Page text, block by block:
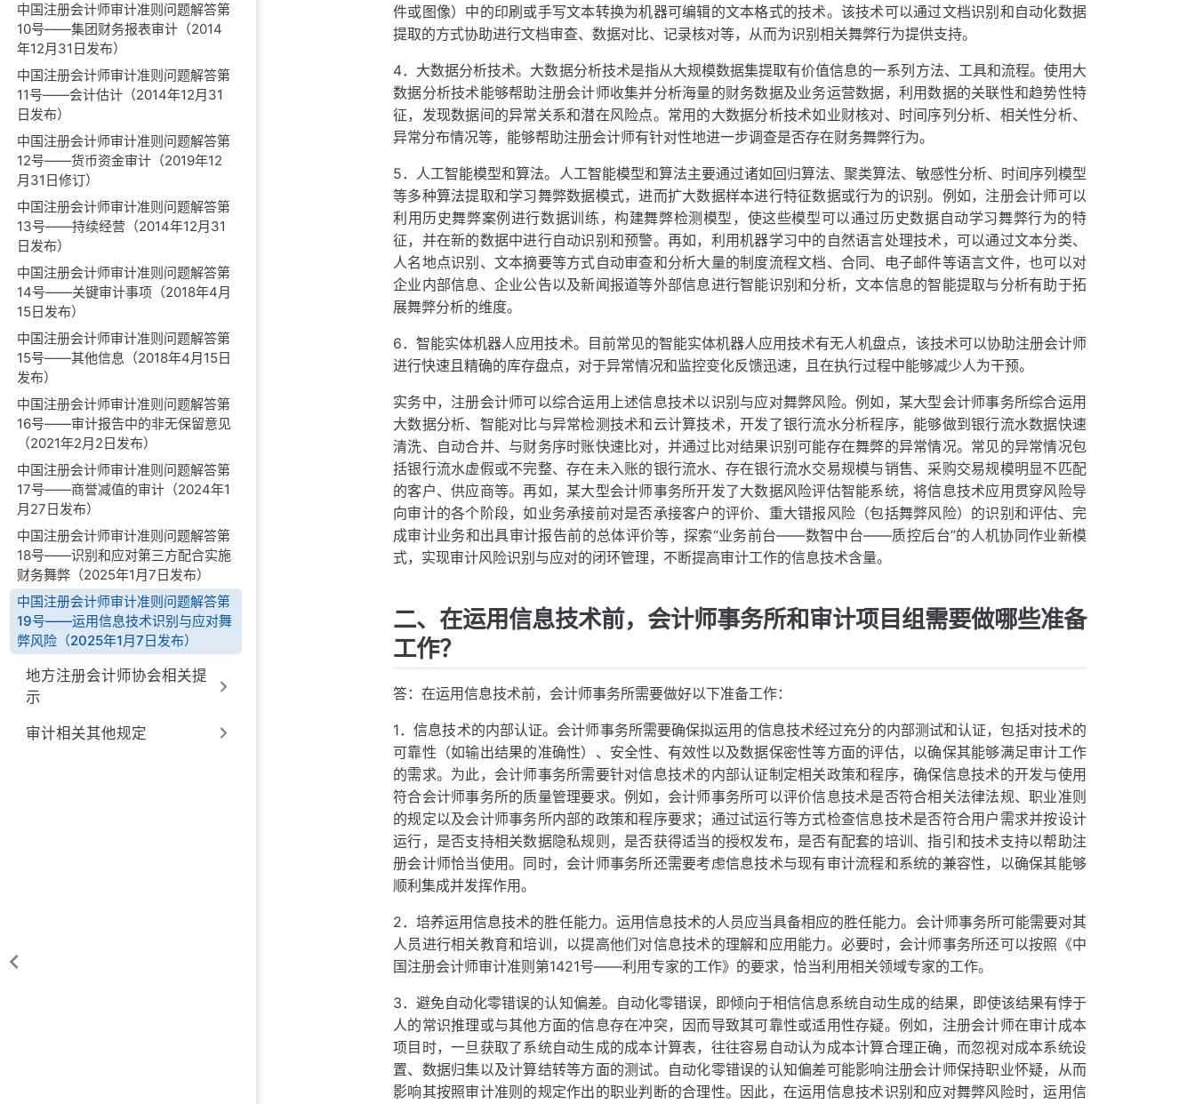
中国注册会计师审计准则问题解答第
10号——集团财务报表审计（2014
年12月31日发布）
中国注册会计师审计准则问题解答第
11号——会计估计（2014年12月31
日发布）
中国注册会计师审计准则问题解答第
12号——货币资金审计（2019年12
月31日修订）
中国注册会计师审计准则问题解答第
13号——持续经营（2014年12月31
日发布）
中国注册会计师审计准则问题解答第
14号——关键审计事项（2018年4月
15日发布）
中国注册会计师审计准则问题解答第
15号——其他信息（2018年4月15日
发布）
中国注册会计师审计准则问题解答第
16号——审计报告中的非无保留意见
（2021年2月2日发布）
中国注册会计师审计准则问题解答第
17号——商誉减值的审计（2024年1
月27日发布）
中国注册会计师审计准则问题解答第
18号——识别和应对第三方配合实施
财务舞弊（2025年1月7日发布）
中国注册会计师审计准则问题解答第
19号——运用信息技术识别与应对舞
弊风险（2025年1月7日发布）
地方注册会计师协会相关提
示
审计相关其他规定
件或图像）中的印刷或手写文本转换为机器可编辑的文本格式的技术。该技术可以通过文档识别和自动化数据
提取的方式协助进行文档审查、数据对比、记录核对等，从而为识别相关舞弊行为提供支持。
4．大数据分析技术。大数据分析技术是指从大规模数据集提取有价值信息的一系列方法、工具和流程。使用大
数据分析技术能够帮助注册会计师收集并分析海量的财务数据及业务运营数据，利用数据的关联性和趋势性特
征，发现数据间的异常关系和潜在风险点。常用的大数据分析技术如业财核对、时间序列分析、相关性分析、
异常分布情况等，能够帮助注册会计师有针对性地进一步调查是否存在财务舞弊行为。
5．人工智能模型和算法。人工智能模型和算法主要通过诸如回归算法、聚类算法、敏感性分析、时间序列模型
等多种算法提取和学习舞弊数据模式，进而扩大数据样本进行特征数据或行为的识别。例如，注册会计师可以
利用历史舞弊案例进行数据训练，构建舞弊检测模型，使这些模型可以通过历史数据自动学习舞弊行为的特
征，并在新的数据中进行自动识别和预警。再如，利用机器学习中的自然语言处理技术，可以通过文本分类、
人名地点识别、文本摘要等方式自动审查和分析大量的制度流程文档、合同、电子邮件等语言文件，也可以对
企业内部信息、企业公告以及新闻报道等外部信息进行智能识别和分析，文本信息的智能提取与分析有助于拓
展舞弊分析的维度。
6．智能实体机器人应用技术。目前常见的智能实体机器人应用技术有无人机盘点，该技术可以协助注册会计师
进行快速且精确的库存盘点，对于异常情况和监控变化反馈迅速，且在执行过程中能够减少人为干预。
实务中，注册会计师可以综合运用上述信息技术以识别与应对舞弊风险。例如，某大型会计师事务所综合运用
大数据分析、智能对比与异常检测技术和云计算技术，开发了银行流水分析程序，能够做到银行流水数据快速
清洗、自动合并、与财务序时账快速比对，并通过比对结果识别可能存在舞弊的异常情况。常见的异常情况包
括银行流水虚假或不完整、存在未入账的银行流水、存在银行流水交易规模与销售、采购交易规模明显不匹配
的客户、供应商等。再如，某大型会计师事务所开发了大数据风险评估智能系统，将信息技术应用贯穿风险导
向审计的各个阶段，如业务承接前对是否承接客户的评价、重大错报风险（包括舞弊风险）的识别和评估、完
成审计业务和出具审计报告前的总体评价等，探索“业务前台——数智中台——质控后台”的人机协同作业新模
式，实现审计风险识别与应对的闭环管理，不断提高审计工作的信息技术含量。
二、在运用信息技术前，会计师事务所和审计项目组需要做哪些准备
工作？
答：在运用信息技术前，会计师事务所需要做好以下准备工作：
1．信息技术的内部认证。会计师事务所需要确保拟运用的信息技术经过充分的内部测试和认证，包括对技术的
可靠性（如输出结果的准确性）、安全性、有效性以及数据保密性等方面的评估，以确保其能够满足审计工作
的需求。为此，会计师事务所需要针对信息技术的内部认证制定相关政策和程序，确保信息技术的开发与使用
符合会计师事务所的质量管理要求。例如，会计师事务所可以评价信息技术是否符合相关法律法规、职业准则
的规定以及会计师事务所内部的政策和程序要求；通过试运行等方式检查信息技术是否符合用户需求并按设计
运行，是否支持相关数据隐私规则，是否获得适当的授权发布，是否有配套的培训、指引和技术支持以帮助注
册会计师恰当使用。同时，会计师事务所还需要考虑信息技术与现有审计流程和系统的兼容性，以确保其能够
顺利集成并发挥作用。
2．培养运用信息技术的胜任能力。运用信息技术的人员应当具备相应的胜任能力。会计师事务所可能需要对其
人员进行相关教育和培训，以提高他们对信息技术的理解和应用能力。必要时，会计师事务所还可以按照《中
国注册会计师审计准则第1421号——利用专家的工作》的要求，恰当利用相关领域专家的工作。
3．避免自动化零错误的认知偏差。自动化零错误，即倾向于相信信息系统自动生成的结果，即使该结果有悖于
人的常识推理或与其他方面的信息存在冲突，因而导致其可靠性或适用性存疑。例如，注册会计师在审计成本
项目时，一旦获取了系统自动生成的成本计算表，往往容易自动认为成本计算合理正确，而忽视对成本系统设
置、数据归集以及计算结转等方面的测试。自动化零错误的认知偏差可能影响注册会计师保持职业怀疑，从而
影响其按照审计准则的规定作出的职业判断的合理性。因此，在运用信息技术识别和应对舞弊风险时，运用信